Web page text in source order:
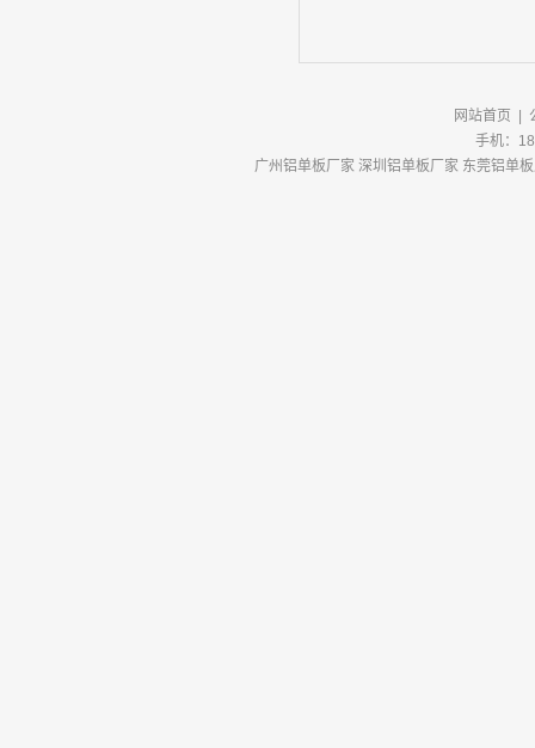
网站首页
手机：
广州铝单板厂家 深圳铝单板厂家 东莞铝单